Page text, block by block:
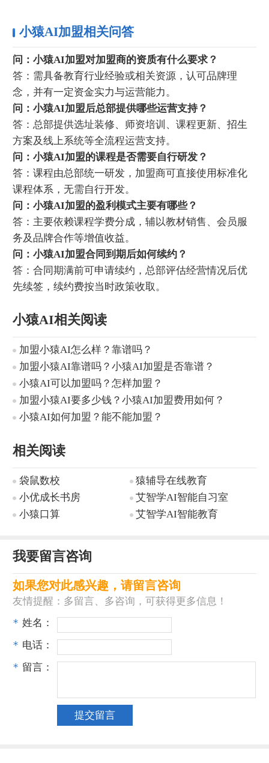
小猿AI加盟相关问答
问：小猿AI加盟对加盟商的资质有什么要求？
答：需具备教育行业经验或相关资源，认可品牌理
念，并有一定资金实力与运营能力。
问：小猿AI加盟后总部提供哪些运营支持？
答：总部提供选址装修、师资培训、课程更新、招生
方案及线上系统等全流程运营支持。
问：小猿AI加盟的课程是否需要自行研发？
答：课程由总部统一研发，加盟商可直接使用标准化
课程体系，无需自行开发。
问：小猿AI加盟的盈利模式主要有哪些？
答：主要依赖课程学费分成，辅以教材销售、会员服
务及品牌合作等增值收益。
问：小猿AI加盟合同到期后如何续约？
答：合同期满前可申请续约，总部评估经营情况后优
先续签，续约费按当时政策收取。
小猿AI相关阅读
加盟小猿AI怎么样？靠谱吗？
加盟小猿AI靠谱吗？小猿AI加盟是否靠谱？
小猿AI可以加盟吗？怎样加盟？
加盟小猿AI要多少钱？小猿AI加盟费用如何？
小猿AI如何加盟？能不能加盟？
相关阅读
袋鼠数校
猿辅导在线教育
小优成长书房
艾智学AI智能自习室
小猿口算
艾智学AI智能教育
我要留言咨询
如果您对此感兴趣，请留言咨询
友情提醒：多留言、多咨询，可获得更多信息！
* 姓名：
* 电话：
* 留言：